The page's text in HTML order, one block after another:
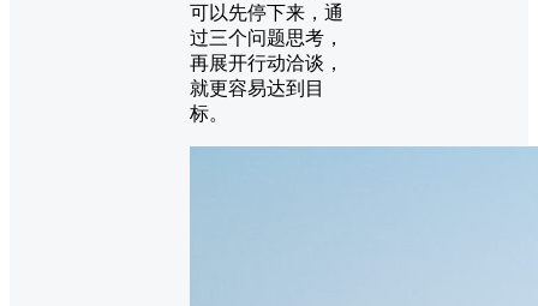
可以先停下来，通
过三个问题思考，
再展开行动洽谈，
就更容易达到目
标。